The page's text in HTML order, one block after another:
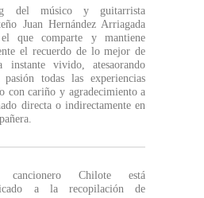
del músico y guitarrista
Juan Hernández Arriagada
que comparte y mantiene
el recuerdo de lo mejor de
instante vivido, atesaorando
pasión todas las experiencias
con cariño y agradecimiento a
directa o indirectamente en
Chilote está
a la recopilación de